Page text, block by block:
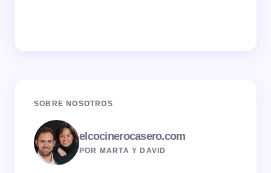
SOBRE NOSOTROS
elcocinerocasero.com
POR MARTA Y DAVID